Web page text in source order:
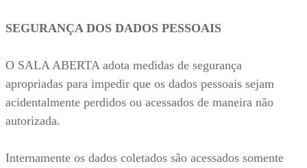
SEGURANÇA DOS DADOS PESSOAIS
O SALA ABERTA adota medidas de segurança
apropriadas para impedir que os dados pessoais sejam
acidentalmente perdidos ou acessados de maneira não
autorizada.
Internamente os dados coletados são acessados somente